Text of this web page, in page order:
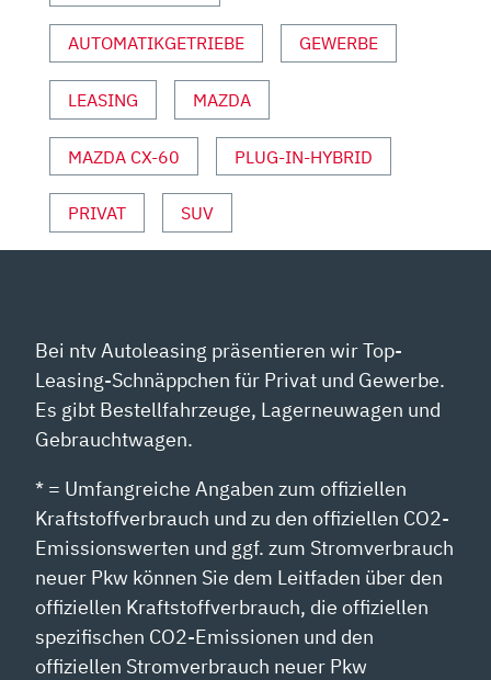
SITZPROBE
MIT
GÖTZE“
VON
YOUTUBE
ANZEIGEN
AUTOMATIKGETRIEBE GEWERBE
LEASING MAZDA
MAZDA CX-60 PLUG-IN-HYBRID
PRIVAT SUV
Bei ntv Autoleasing präsentieren wir Top-
Leasing-Schnäppchen für Privat und Gewerbe.
Es gibt Bestellfahrzeuge, Lagerneuwagen und
Gebrauchtwagen.
* = Umfangreiche Angaben zum offiziellen
Kraftstoffverbrauch und zu den offiziellen CO2-
Emissionswerten und ggf. zum Stromverbrauch
neuer Pkw können Sie dem Leitfaden über den
offiziellen Kraftstoffverbrauch, die offiziellen
spezifischen CO2-Emissionen und den
offiziellen Stromverbrauch neuer Pkw